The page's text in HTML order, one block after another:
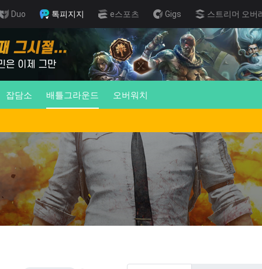
Duo 톡피지지 e스포츠 Gigs 스트리머 오버
잡담소 배틀그라운드 오버워치